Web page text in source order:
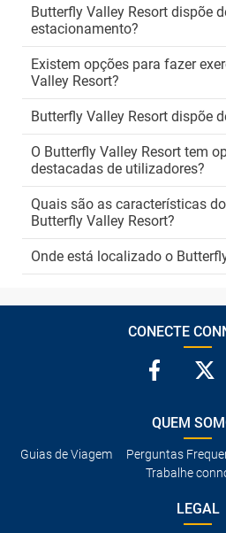
Butterfly Valley Resort dispõe
estacionamento?
Existem opções para fazer
Valley Resort?
Butterfly Valley Resort dispõe
O Butterfly Valley Resort tem
destacadas de utilizadores?
Quais são as características
Butterfly Valley Resort?
Onde está localizado o
CONECTE
QUEM
Guias de Viagem Perguntas
Trabalhe
LEGAL